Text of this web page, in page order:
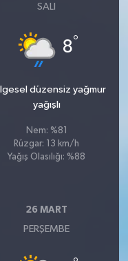
SALI
8°
düzensiz yağmur
yağışlı
Nem: %81
Rüzgar: 13 km/h
Yağış Olasılığı: %88
26 MART
PERŞEMBE